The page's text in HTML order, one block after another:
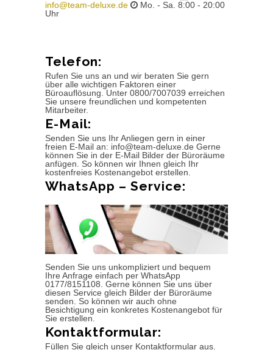
info@team-deluxe.de
Mo. - Sa. 8:00 - 20:00
Uhr
Telefon:
Rufen Sie uns an und wir beraten Sie gern
über alle wichtigen Faktoren einer
Büroauflösung. Unter 0800/7007039 erreichen
Sie unsere freundlichen und kompetenten
Mitarbeiter.
E-Mail:
Senden Sie uns Ihr Anliegen gern in einer
freien E-Mail an: info@team-deluxe.de Gerne
können Sie in der E-Mail Bilder der Büroräume
anfügen. So können wir Ihnen gleich Ihr
kostenfreies Kostenangebot erstellen.
WhatsApp – Service:
Senden Sie uns unkompliziert und bequem
Ihre Anfrage einfach per WhatsApp
0177/8151108. Gerne können Sie uns über
diesen Service gleich Bilder der Büroräume
senden. So können wir auch ohne
Besichtigung ein konkretes Kostenangebot für
Sie erstellen.
Kontaktformular:
Füllen Sie gleich unser Kontaktformular aus.